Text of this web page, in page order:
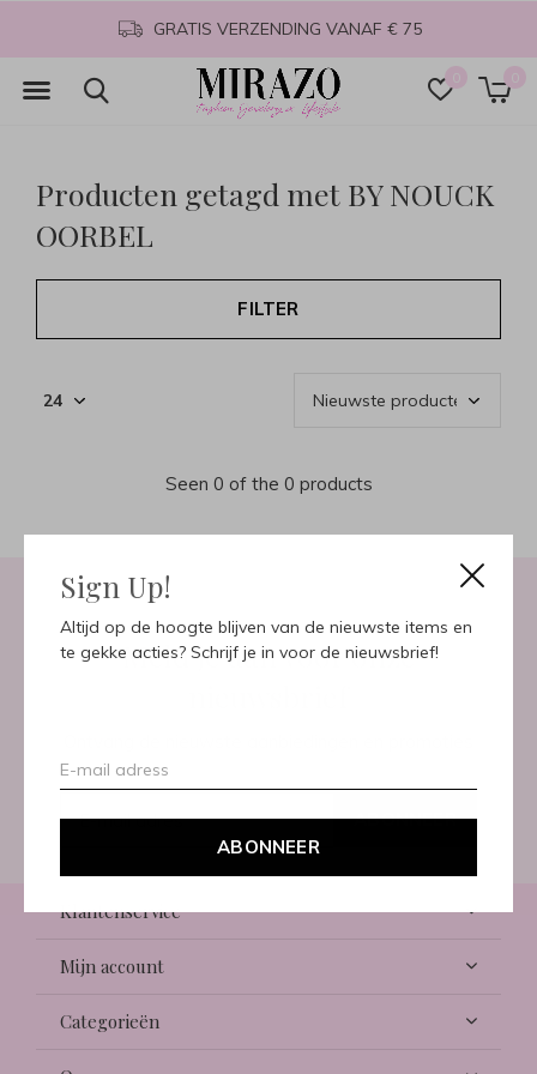
Sign Up!
Altijd op de hoogte blijven van de nieuwste items en
te gekke acties? Schrijf je in voor de nieuwsbrief!
ABONNEER
0 0
GRATIS VERZENDING VANAF € 75
Producten getagd met BY NOUCK
OORBEL
FILTER
Seen 0 of the 0 products
Meld je aan voor onze
ABONNEER
Klantenservice
Mijn account
Categorieën